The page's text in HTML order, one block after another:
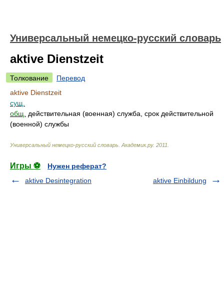
Универсальный немецко-русский словарь
aktive Dienstzeit
Толкование
Перевод
aktive Dienstzeit
сущ.
общ.
действительная (военная) служба, срок действительной
(военной) службы
Универсальный немецко-русский словарь Академик.ру. 2011
Игры ⚽
Нужен реферат?
aktive Desintegration
aktive Einbildung